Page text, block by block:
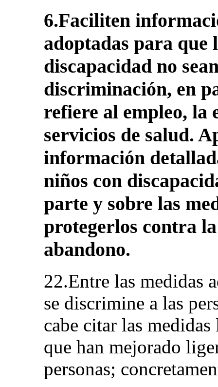
6.Faciliten
adoptadas para que
discapacidad no
discriminación, en
refiere al empleo, la
servicios de salud.
información
niños con
parte y sobre las
protegerlos contra
abandono.
22.Entre las medidas
se discrimine a las
cabe citar las
que han mejorado
personas;